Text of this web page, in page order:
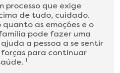
processo que exige
de tudo, cuidado.
as emoções e o
pode fazer uma
a pessoa a se sentir
para continuar
1